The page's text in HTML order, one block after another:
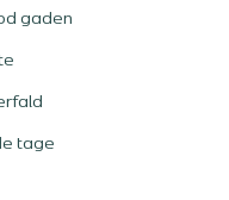
gaden
tage